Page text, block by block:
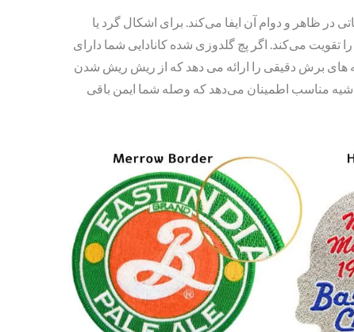
در ظاهر و دوام آن ایفا می‌کند. برای اشکال گرد یا
می‌کند. اگر پچ گلدوزی شده کانادایی شما دارای
های برش دقیقی را ارائه می دهد که از ریش ریش شدن
مناسب اطمینان می‌دهد که وصله شما ایمن باقی